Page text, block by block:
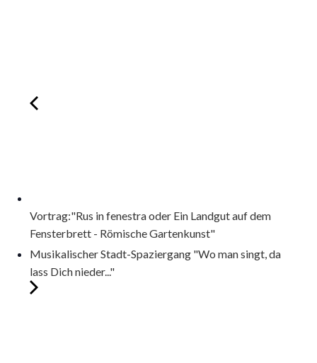
Vortrag:"Rus in fenestra oder Ein Landgut auf dem
Fensterbrett - Römische Gartenkunst"
Musikalischer Stadt-Spaziergang "Wo man singt, da
lass Dich nieder..."